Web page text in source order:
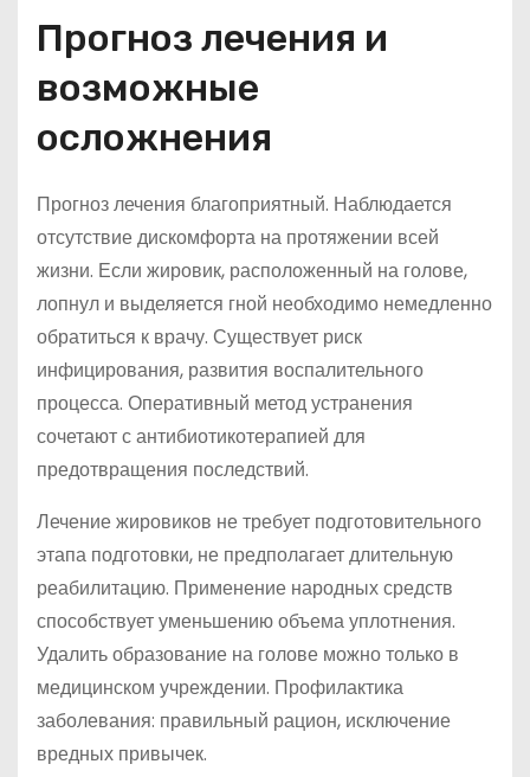
Прогноз лечения и
возможные
осложнения
Прогноз лечения благоприятный. Наблюдается
отсутствие дискомфорта на протяжении всей
жизни. Если жировик, расположенный на голове,
лопнул и выделяется гной необходимо немедленно
обратиться к врачу. Существует риск
инфицирования, развития воспалительного
процесса. Оперативный метод устранения
сочетают с антибиотикотерапией для
предотвращения последствий.
Лечение жировиков не требует подготовительного
этапа подготовки, не предполагает длительную
реабилитацию. Применение народных средств
способствует уменьшению объема уплотнения.
Удалить образование на голове можно только в
медицинском учреждении. Профилактика
заболевания: правильный рацион, исключение
вредных привычек.